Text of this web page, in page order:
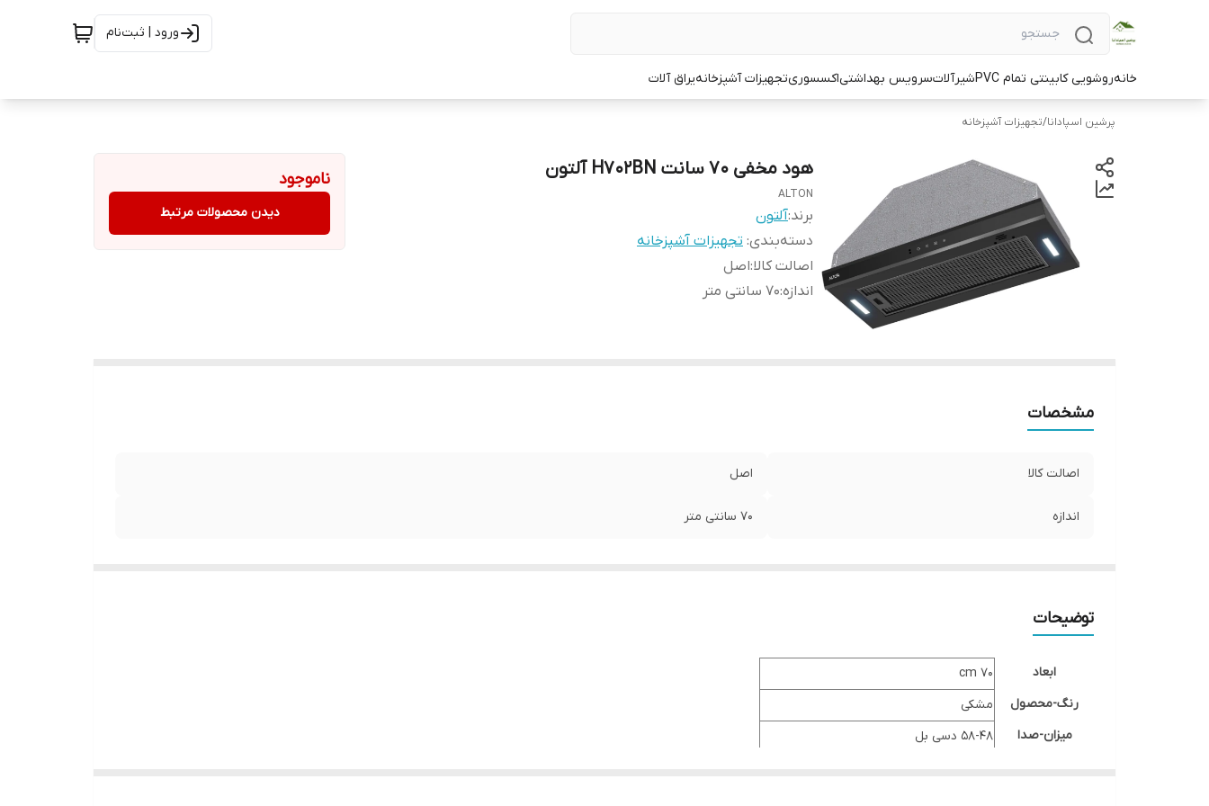
ورود | ثبت‌نام
خانهروشویی کابینتی تمام PVC شیرآلاتسرویس بهداشتیاکسسوریتجهیزات آشپزخانهیراق آلات
پرشین اسپادانا/تجهیزات آشپزخانه
هود مخفی 70 سانت H702BN آلتون
ALTON
برند:آلتون
دسته‌بندی: تجهیزات آشپزخانه
اصالت کالا:اصل
اندازه:70 سانتی متر
ناموجود
دیدن محصولات مرتبط
مشخصات
اصالت کالا اصل
اندازه 70 سانتی متر
توضیحات
ابعاد
۷۰ cm
رنگ-محصول
مشکی
میزان-صدا
۵۸-۴۸ دسی بل